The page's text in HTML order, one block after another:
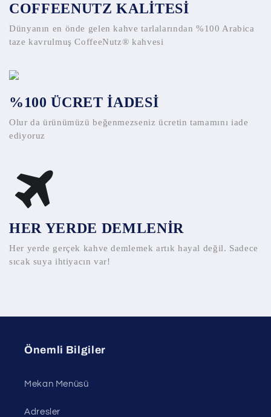
COFFEENUTZ KALİTESİ
Dünyanın en önde gelen kahve tarlalarından %100 Arabica
taze kavrulmuş CoffeeNutz® kahvesi
%100 ÜCRET İADESİ
Olur da ürünümüzü beğenmezseniz ücretin tamamını iade
ediyoruz
HER YERDE DEMLENİR
Her yerde gerçek kahve demlemek artık hayal değil. Sadece
sıcak suya ihtiyacın var!
Önemli Bilgiler
Mekan Menüsü
Adresler